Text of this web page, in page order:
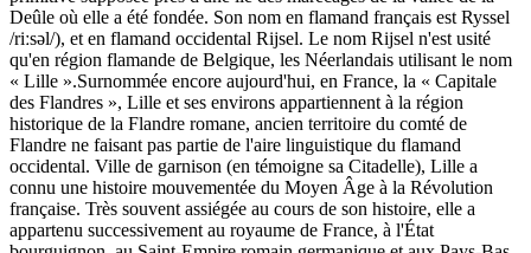
Deûle où elle a été fondée. Son nom en flamand français est Ryssel
/riːsəl/), et en flamand occidental Rijsel. Le nom Rijsel n'est usité
qu'en région flamande de Belgique, les Néerlandais utilisant le nom
« Lille ».Surnommée encore aujourd'hui, en France, la « Capitale
des Flandres », Lille et ses environs appartiennent à la région
historique de la Flandre romane, ancien territoire du comté de
Flandre ne faisant pas partie de l'aire linguistique du flamand
occidental. Ville de garnison (en témoigne sa Citadelle), Lille a
connu une histoire mouvementée du Moyen Âge à la Révolution
française. Très souvent assiégée au cours de son histoire, elle a
appartenu successivement au royaume de France, à l'État